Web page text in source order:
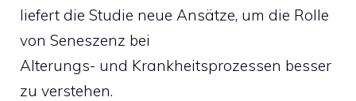
liefert die Studie neue Ansätze, um die Rolle
von Seneszenz bei
Alterungs- und Krankheitsprozessen besser
zu verstehen.